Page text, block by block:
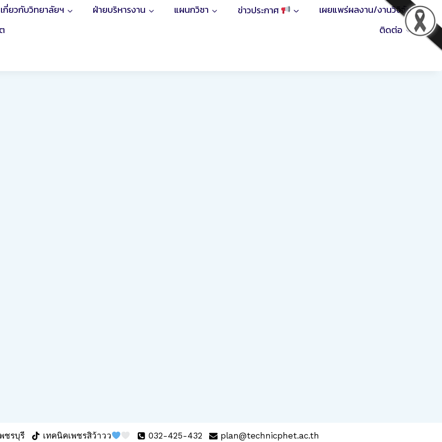
เกี่ยวกับวิทยาลัยฯ ฝ่ายบริหารงาน แผนกวิชา ข่าวประกาศ
เผยแพร่ผลงาน/งานวิจิจัย
ติดต่อ
ชรบุรี เทคนิคเพชรสิว้าวว 032-425-432 plan@technicphet.ac.th